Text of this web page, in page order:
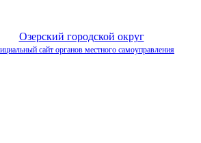
Озерский городской округ
сайт органов местного самоуправления